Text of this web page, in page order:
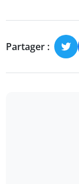
Partager :